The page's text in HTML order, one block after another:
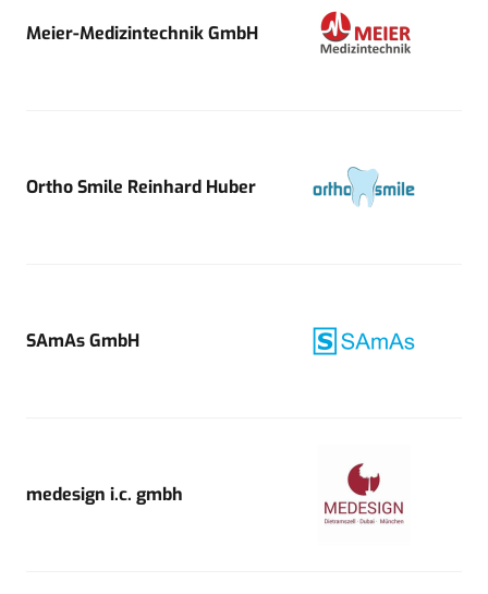
Meier-Medizintechnik GmbH
Ortho Smile Reinhard Huber
SAmAs GmbH
medesign i.c. gmbh